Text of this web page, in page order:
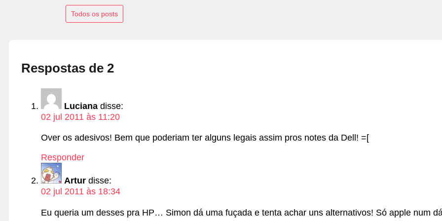
Todos os posts
Respostas de 2
Luciana disse:
02 jul 2011 às 11:20
Over os adesivos! Bem que poderiam ter alguns legais assim pros notes da Dell! =[
Responder
Artur disse:
02 jul 2011 às 18:34
Eu queria um desses pra HP… Simon dá uma fuçada e tenta achar uns alternativos! Só apple num